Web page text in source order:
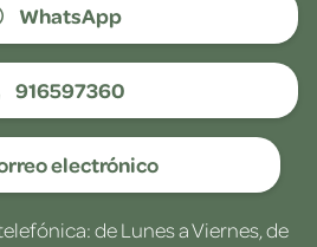
WhatsApp
916597360
electrónico
de Lunes a Viernes, de